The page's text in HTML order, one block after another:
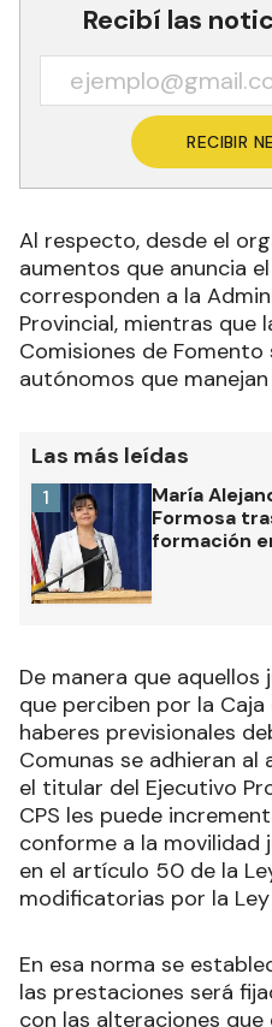
Recibí las
RECIBIR
Al respecto, desde el
aumentos que anuncia
corresponden a la
Provincial, mientras que
Comisiones de
autónomos que
Las más leídas
María
Formosa
formación
1
De manera que aquellos
que perciben por la Caja
haberes previsionales
Comunas se adhieran
el titular del Ejecutivo
CPS les puede
conforme a la movilidad
en el artículo 50 de la
modificatorias por la Ley
En esa norma se
las prestaciones será
con las alteraciones